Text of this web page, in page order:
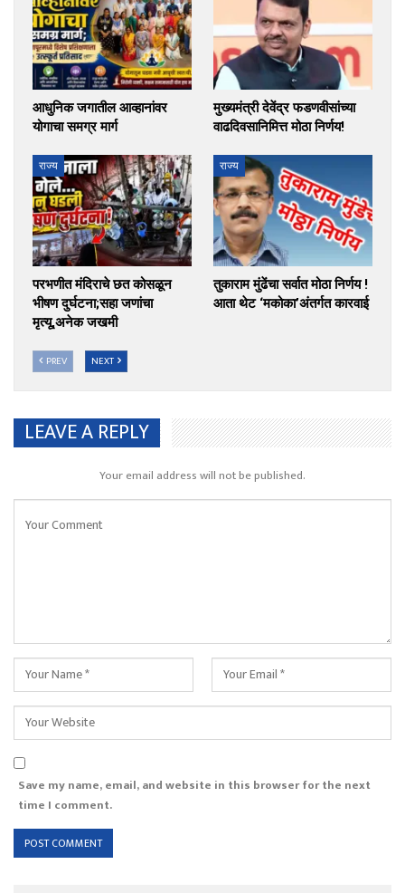
आधुनिक जगातील आव्हानांवर
योगाचा समग्र मार्ग
मुख्यमंत्री देवेंद्र फडणवीसांच्या
वाढदिवसानिमित्त मोठा निर्णय!
राज्य
परभणीत मंदिराचे छत कोसळून
भीषण दुर्घटना;सहा जणांचा
मृत्यू,अनेक जखमी
राज्य
तुकाराम मुंढेंचा सर्वात मोठा निर्णय !
आता थेट ‘मकोका’अंतर्गत कारवाई
PREV NEXT
LEAVE A REPLY
Your email address will not be published.
Save my name, email, and website in this browser for the next
time I comment.